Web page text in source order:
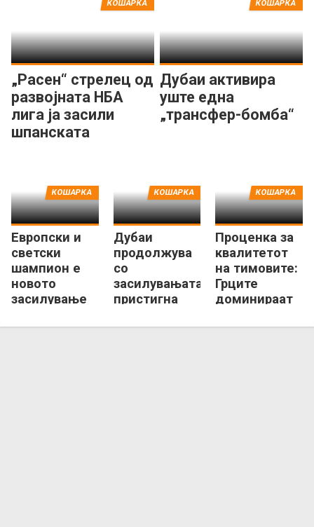
„Расен“ стрелец од
развојната НБА
лига ја засили
шпанската
КОШАРКА
Дубаи активира
уште една
„трансфер-бомба“
КОШАРКА
Европски и
светски
шампион е
новото
засилување
израелската
КОШАРКА
Дубаи
продолжува
со
засилувањата,
пристигна
дански
КОШАРКА
Проценка за
квалитетот
на тимовите:
Грците
доминираат
Евролигата!
КОШАРКА